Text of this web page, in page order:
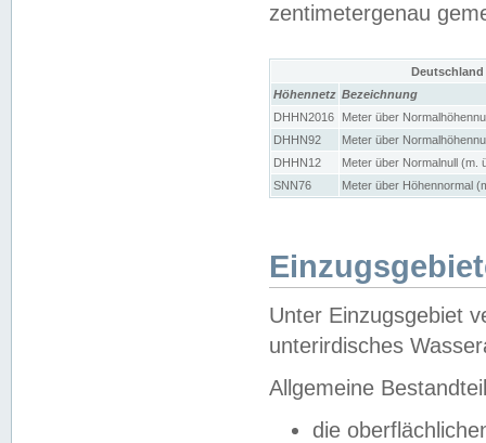
zentimetergenau
Höhennetz Bezeichnung
DHHN2016
Meter über
DHHN92
Meter über
DHHN12
Meter über Normalnull (m.
SNN76
Meter über Höhennormal
Unter Einzugsgebiet
unterirdisches
Allgemeine
die